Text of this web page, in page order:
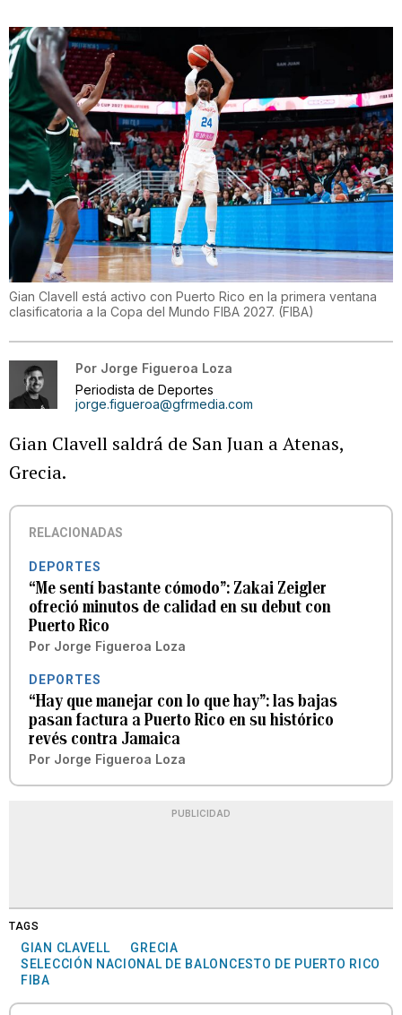
Gian Clavell está activo con Puerto Rico en la primera ventana
clasificatoria a la Copa del Mundo FIBA 2027. (FIBA)
Por Jorge Figueroa Loza
Periodista de Deportes
jorge.figueroa@gfrmedia.com
Gian Clavell saldrá de San Juan a Atenas,
Grecia.
RELACIONADAS
DEPORTES
“Me sentí bastante cómodo”: Zakai Zeigler
ofreció minutos de calidad en su debut con
Puerto Rico
Por Jorge Figueroa Loza
DEPORTES
“Hay que manejar con lo que hay”: las bajas
pasan factura a Puerto Rico en su histórico
revés contra Jamaica
Por Jorge Figueroa Loza
PUBLICIDAD
TAGS
GIAN CLAVELL
GRECIA
SELECCIÓN NACIONAL DE BALONCESTO DE PUERTO RICO
FIBA